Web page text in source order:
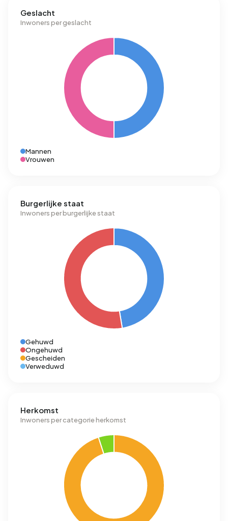
Geslacht
Inwoners per geslacht
Mannen
Vrouwen
Burgerlijke staat
Inwoners per burgerlijke staat
Gehuwd
Ongehuwd
Gescheiden
Verweduwd
Herkomst
Inwoners per categorie herkomst